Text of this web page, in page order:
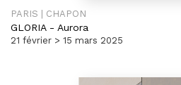
PARIS | CHAPON
GLORIA - Aurora
21 février > 15 mars 2025